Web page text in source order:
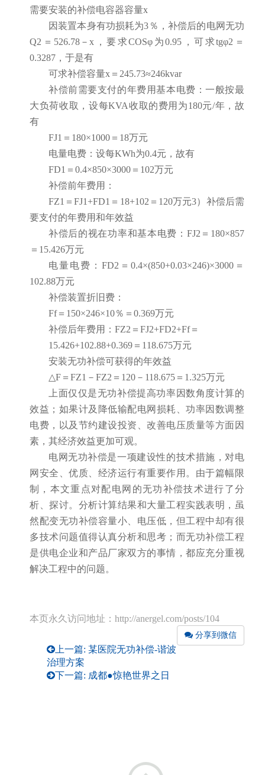
需要安装的补偿电容器容量x
因装置本身有功损耗为3％，补偿后的电网无功
Q2＝526.78－x，要求COSφ为0.95，可求tgφ2＝
0.3287，于是有
可求补偿容量x＝245.73≈246kvar
补偿前需要支付的年费用基本电费：一般按最
大负荷收取，设每KVA收取的费用为180元/年，故
有
FJ1＝180×1000＝18万元
电量电费：设每KWh为0.4元，故有
FD1＝0.4×850×3000＝102万元
补偿前年费用：
FZ1＝FJ1+FD1＝18+102＝120万元3）补偿后需
要支付的年费用和年效益
补偿后的视在功率和基本电费：FJ2＝180×857
＝15.426万元
电量电费：FD2＝0.4×(850+0.03×246)×3000＝
102.88万元
补偿装置折旧费：
Ff＝150×246×10％＝0.369万元
补偿后年费用：FZ2＝FJ2+FD2+Ff＝
15.426+102.88+0.369＝118.675万元
安装无功补偿可获得的年效益
△F＝FZ1－FZ2＝120－118.675＝1.325万元
上面仅仅是无功补偿提高功率因数角度计算的
效益；如果计及降低输配电网损耗、功率因数调整
电费，以及节约建设投资、改善电压质量等方面因
素，其经济效益更加可观。
电网无功补偿是一项建设性的技术措施，对电
网安全、优质、经济运行有重要作用。由于篇幅限
制，本文重点对配电网的无功补偿技术进行了分
析、探讨。分析计算结果和大量工程实践表明，虽
然配变无功补偿容量小、电压低，但工程中却有很
多技术问题值得认真分析和思考；而无功补偿工程
是供电企业和产品厂家双方的事情，都应充分重视
解决工程中的问题。
本页永久访问地址：http://anergel.com/posts/104
分享到微信
上一篇: 某医院无功补偿-谐波
治理方案
下一篇: 成都●惊艳世界之日